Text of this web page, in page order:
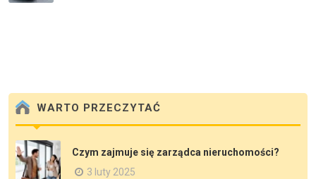
WARTO PRZECZYTAĆ
Czym zajmuje się zarządca nieruchomości?
3 luty 2025